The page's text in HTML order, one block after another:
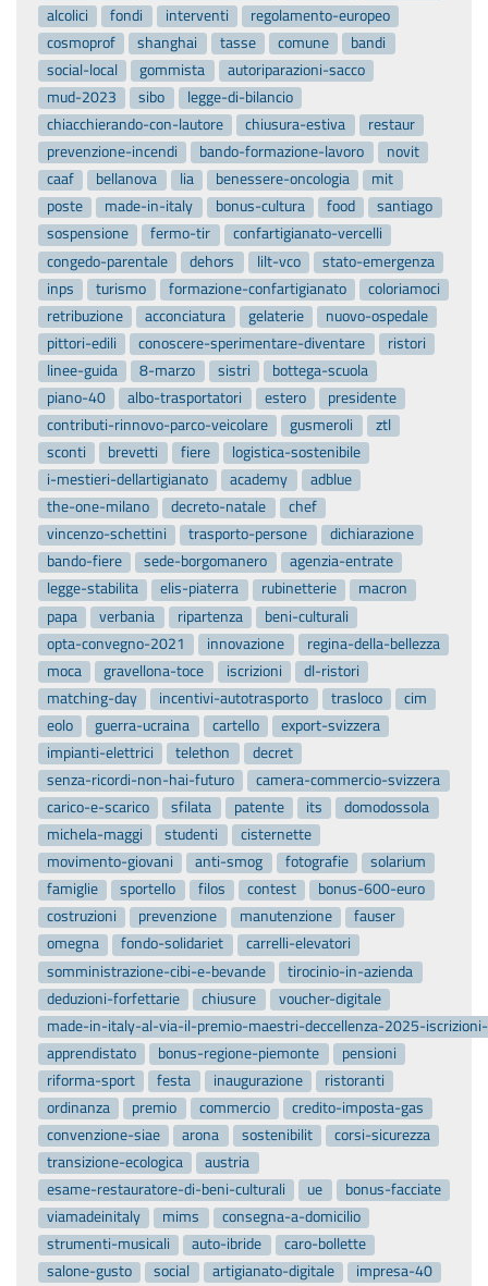
alcolici
fondi interventi
regolamento-europeo
cosmoprof
shanghai tasse comune
bandi
social-local
gommista
autoriparazioni-sacco
mud-2023
sibo
legge-di-bilancio
chiacchierando-con-lautore
chiusura-estiva
restaur
prevenzione-incendi
bando-formazione-lavoro
novit
caaf
bellanova lia benessere-oncologia
mit
poste
made-in-italy bonus-cultura food
santiago
sospensione
fermo-tir
confartigianato-vercelli
congedo-parentale
dehors lilt-vco
stato-emergenza
inps
turismo formazione-confartigianato
coloriamoci
retribuzione
acconciatura gelaterie
nuovo-ospedale
pittori-edili
conoscere-sperimentare-diventare
ristori
linee-guida
8-marzo sistri
bottega-scuola
piano-40
albo-trasportatori estero
presidente
contributi-rinnovo-parco-veicolare
gusmeroli
ztl
sconti
brevetti fiere
logistica-sostenibile
i-mestieri-dellartigianato
academy
adblue
the-one-milano
decreto-natale
chef
vincenzo-schettini
trasporto-persone
dichiarazione
bando-fiere
sede-borgomanero
agenzia-entrate
legge-stabilita
elis-piaterra rubinetterie
macron
papa
verbania ripartenza
beni-culturali
opta-convegno-2021
innovazione
regina-della-bellezza
moca
gravellona-toce iscrizioni
dl-ristori
matching-day
incentivi-autotrasporto trasloco
cim
eolo
guerra-ucraina cartello
export-svizzera
impianti-elettrici
telethon
decret
senza-ricordi-non-hai-futuro
camera-commercio-svizzera
carico-e-scarico
sfilata patente its
domodossola
michela-maggi
studenti
cisternette
movimento-giovani
anti-smog fotografie
solarium
famiglie
sportello filos contest
bonus-600-euro
costruzioni
prevenzione manutenzione
fauser
omegna
fondo-solidariet
carrelli-elevatori
somministrazione-cibi-e-bevande
tirocinio-in-azienda
deduzioni-forfettarie
chiusure
voucher-digitale
made-in-italy-al-via-il-premio-maestri-deccellenza-2025-
apprendistato
bonus-regione-piemonte
pensioni
riforma-sport
festa inaugurazione
ristoranti
ordinanza
premio commercio
credito-imposta-gas
convenzione-siae
arona sostenibilit
corsi-sicurezza
transizione-ecologica
austria
esame-restauratore-di-beni-culturali
ue
bonus-facciate
viamadeinitaly
mims
consegna-a-domicilio
strumenti-musicali
auto-ibride
caro-bollette
salone-gusto
social artigianato-digitale
impresa-40